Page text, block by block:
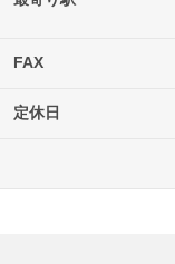
FAX
定休日